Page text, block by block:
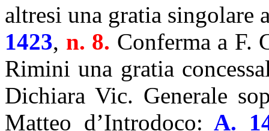
altresi una gratia singolare
1423, n. 8. Conferma a F.
Rimini una gratia
Dichiara Vic. Generale
Matteo d’Introdoco: A.